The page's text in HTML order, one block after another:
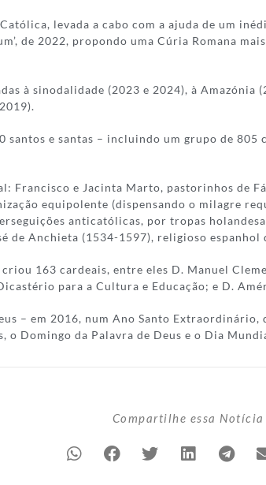
levada a cabo com a ajuda de um
de 2022, propondo uma Cúria Romana
à sinodalidade (2023 e 2024), à
e santas – incluindo um grupo de
e Jacinta Marto, pastorinhos de
equipolente (dispensando o milagre
anticatólicas, por tropas
de Anchieta (1534-1597), religioso
163 cardeais, entre eles D. Manuel
para a Cultura e Educação; e D.
– em 2016, num Ano Santo
Domingo da Palavra de Deus e o Dia
Compartilhe essa Notícia